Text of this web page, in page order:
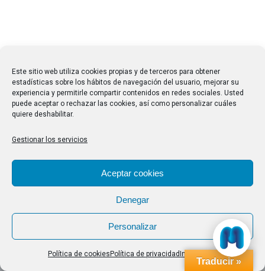
Este sitio web utiliza cookies propias y de terceros para obtener
estadísticas sobre los hábitos de navegación del usuario, mejorar su
experiencia y permitirle compartir contenidos en redes sociales. Usted
puede aceptar o rechazar las cookies, así como personalizar cuáles
quiere deshabilitar.
Gestionar los servicios
Aceptar cookies
Denegar
Personalizar
Política de cookies Política de privacidad Impressum
Traducir »